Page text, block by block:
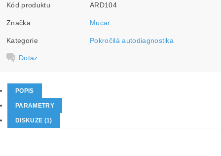
Kód produktu ARD104
Značka Mucar
Kategorie Pokročilá autodiagnostika
Dotaz
POPIS
PARAMETRY
DISKUZE (1)